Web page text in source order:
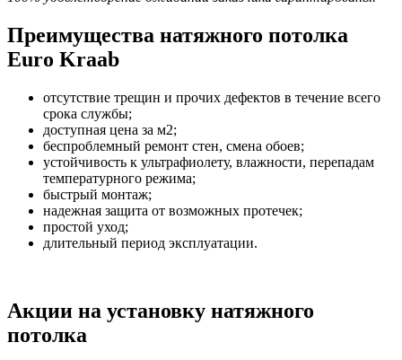
Преимущества натяжного потолка
Euro Kraab
отсутствие трещин и прочих дефектов в течение всего
срока службы;
доступная цена за м2;
беспроблемный ремонт стен, смена обоев;
устойчивость к ультрафиолету, влажности, перепадам
температурного режима;
быстрый монтаж;
надежная защита от возможных протечек;
простой уход;
длительный период эксплуатации.
Акции на установку натяжного
потолка